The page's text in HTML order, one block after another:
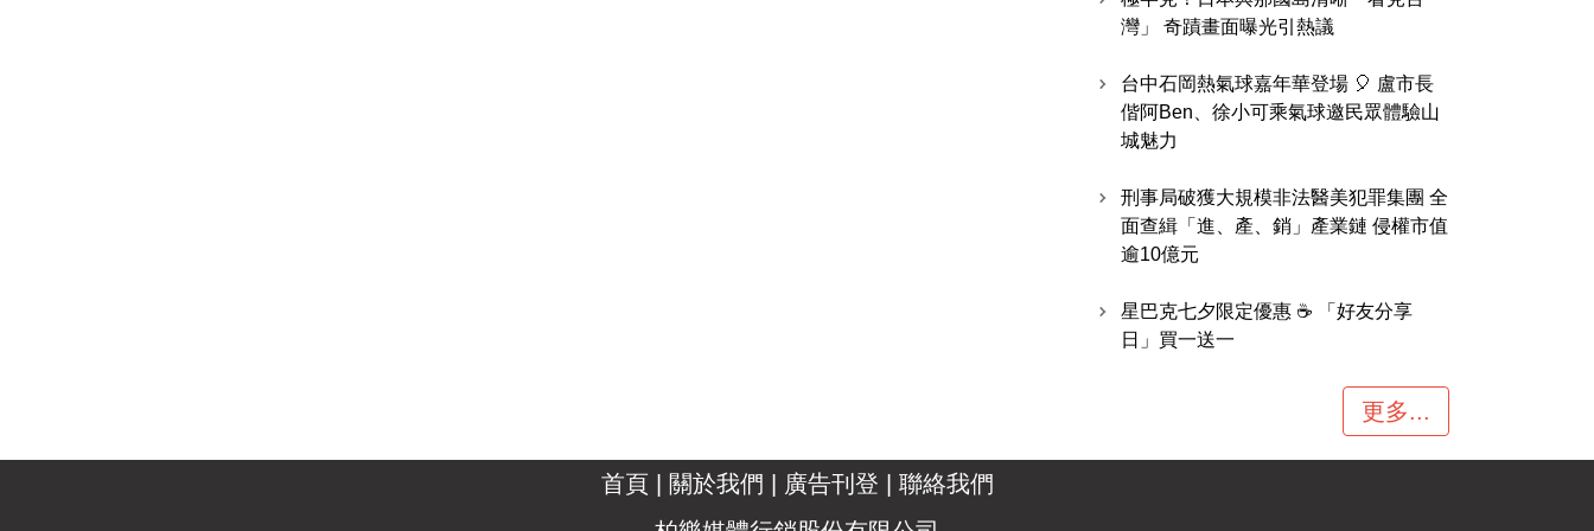
灣」 奇蹟畫面曝光引熱議
台中石岡熱氣球嘉年華登場 🎈 盧市長
偕阿Ben、徐小可乘氣球邀民眾體驗山
城魅力
刑事局破獲大規模非法醫美犯罪集團 全
面查緝「進、產、銷」產業鏈 侵權市值
逾10億元
星巴克七夕限定優惠 ☕ 「好友分享
日」買一送一
更多...
首頁 關於我們 廣告刊登
聯絡我們